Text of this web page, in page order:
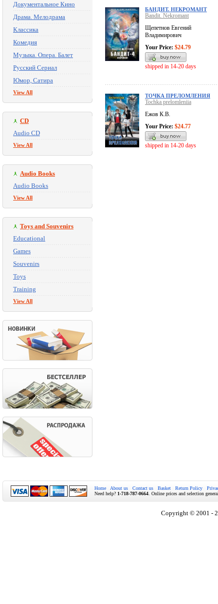
Документальное Кино
Драма. Мелодрама
Классика
Комедия
Музыка. Опера. Балет
Русский Сериал
Юмор, Сатира
View All
CD
Audio CD
View All
Audio Books
Audio Books
View All
Toys and Souvenirs
Educational
Games
Souvenirs
Toys
Training
View All
БАНДИТ. НЕКРОМАНТ
Bandit. Nekromant
Щепетнов Евгений
Владимирович
Your Price: $24.79
shipped in 14-20 days
ТОЧКА ПРЕЛОМЛЕНИЯ
Tochka prelomleniia
Ежов К.В.
Your Price: $24.77
shipped in 14-20 days
Home About us Contact us Basket Return Policy
Need help? 1-718-787-0664 . Online prices and selection
Copyright © 2001 -